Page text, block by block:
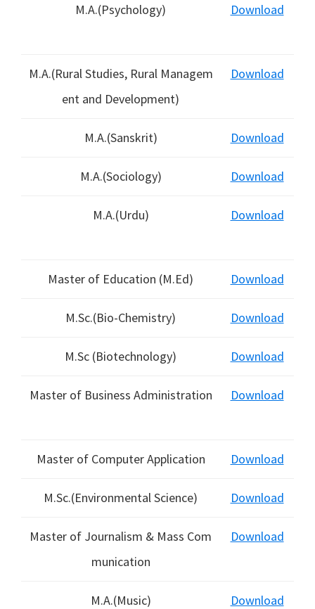
M.A.(Psychology) Download
M.A.(Rural Studies, Rural Managem
ent and Development)
Download
M.A.(Sanskrit) Download
M.A.(Sociology) Download
M.A.(Urdu) Download
Master of Education (M.Ed) Download
M.Sc.(Bio-Chemistry) Download
M.Sc (Biotechnology) Download
Master of Business Administration Download
Master of Computer Application Download
M.Sc.(Environmental Science) Download
Master of Journalism & Mass Com
munication
Download
M.A.(Music) Download